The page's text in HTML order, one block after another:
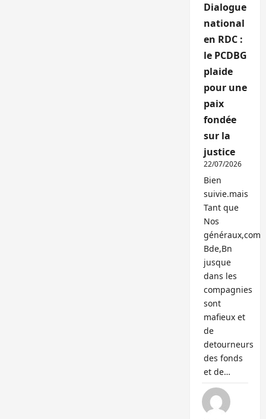
Dialogue
national
en RDC :
le PCDBG
plaide
pour une
paix
fondée
sur la
justice
22/07/2026
Bien
suivie.mais
Tant que
Nos
généraux,com
Bde,Bn
jusque
dans les
compagnies
sont
mafieux et
de
detourneurs
des fonds
et de…